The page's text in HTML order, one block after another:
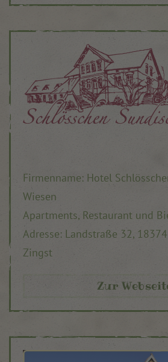
Firmenname: Hotel
Wiesen
Apartments, Restaurant und
Adresse: Landstraße 32,
Zingst
Zur